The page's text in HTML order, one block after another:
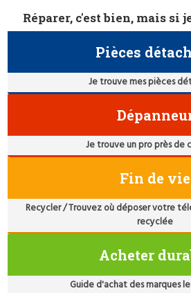
Réparer, c'est bien, mais si
Pièces
Je trouve mes pièces
Je trouve un pro près de
Fin de vie
Recycler / Trouvez où déposer votre
recyclée
Acheter
Guide d'achat des marques